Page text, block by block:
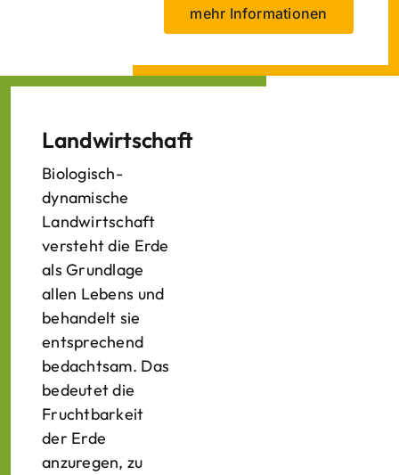
mehr Informationen
Landwirtschaft
Biologisch-
dynamische
Landwirtschaft
versteht die Erde
als Grundlage
allen Lebens und
behandelt sie
entsprechend
bedachtsam. Das
bedeutet die
Fruchtbarkeit
der Erde
anzuregen, zu